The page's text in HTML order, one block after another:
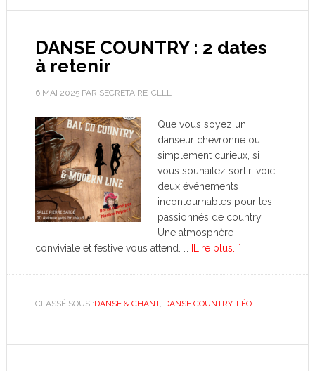
DANSE COUNTRY : 2 dates
à retenir
6 MAI 2025PAR SECRETAIRE-CLLL
Que vous soyez un
danseur chevronné ou
simplement curieux, si
vous souhaitez sortir, voici
deux événements
incontournables pour les
passionnés de country.
Une atmosphère
conviviale et festive vous attend. …
[Lire plus...]
CLASSÉ SOUS :DANSE & CHANT, DANSE COUNTRY, LÉO